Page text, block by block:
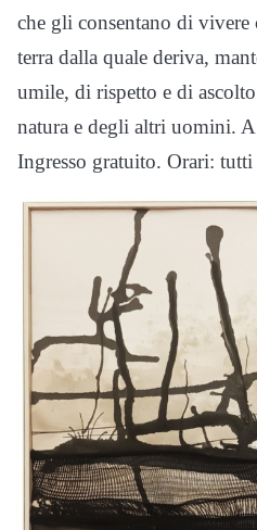
che gli consentano di
terra dalla quale deriva,
umile, di rispetto e di
natura e degli altri uomini.
Ingresso gratuito. Orari: